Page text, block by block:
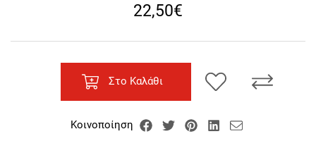
22,50€
Στο Καλάθι
Κοινοποίηση